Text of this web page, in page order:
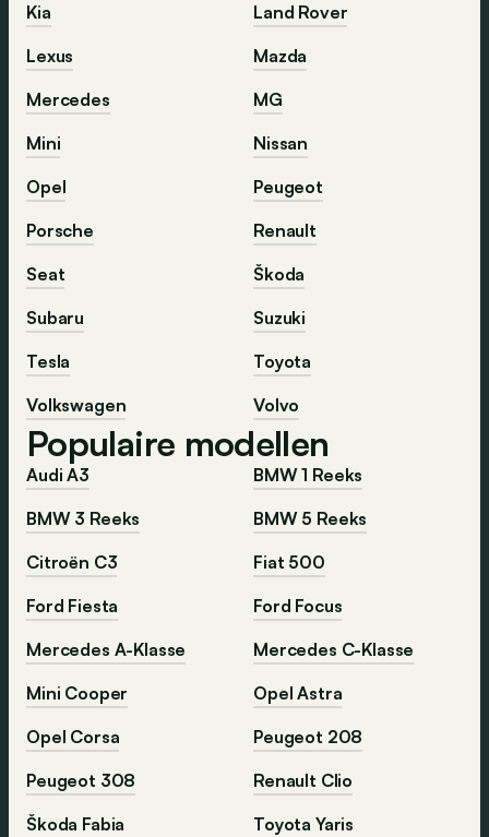
Kia
Land Rover
Lexus
Mazda
Mercedes
MG
Mini
Nissan
Opel
Peugeot
Porsche
Renault
Seat
Škoda
Subaru
Suzuki
Tesla
Toyota
Volkswagen
Volvo
Populaire modellen
Audi A3
BMW 1 Reeks
BMW 3 Reeks
BMW 5 Reeks
Citroën C3
Fiat 500
Ford Fiesta
Ford Focus
Mercedes A-Klasse
Mercedes C-Klasse
Mini Cooper
Opel Astra
Opel Corsa
Peugeot 208
Peugeot 308
Renault Clio
Škoda Fabia
Toyota Yaris